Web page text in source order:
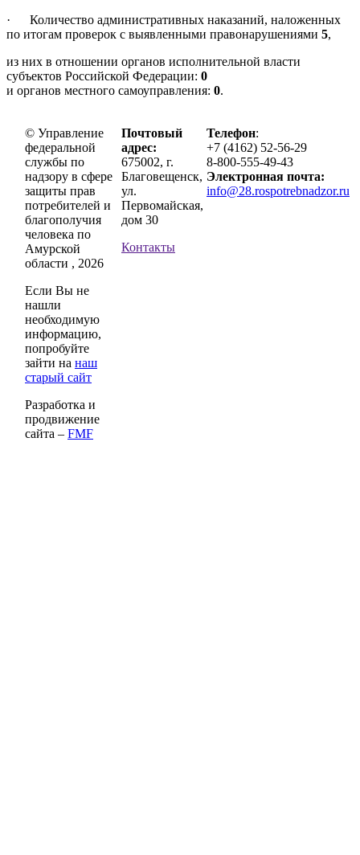
· Количество административных наказаний, наложенных
по итогам проверок с выявленными правонарушениями 5,
из них в отношении органов исполнительной власти
субъектов Российской Федерации: 0
и органов местного самоуправления: 0.
© Управление
федеральной
службы по
надзору в сфере
защиты прав
потребителей и
благополучия
человека по
Амурской
области , 2026
Если Вы не
нашли
необходимую
информацию,
попробуйте
зайти на наш
старый сайт
Разработка и
продвижение
сайта – FMF
Почтовый
адрес:
675002, г.
Благовещенск,
ул.
Первомайская,
дом 30
Контакты
Телефон:
+7 (4162) 52-56-29
8-800-555-49-43
Электронная почта:
info@28.rospotrebnadzor.ru